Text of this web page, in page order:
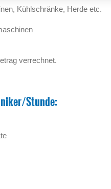
Kühlschränke, Herde etc.
verrechnet.
Stunde: